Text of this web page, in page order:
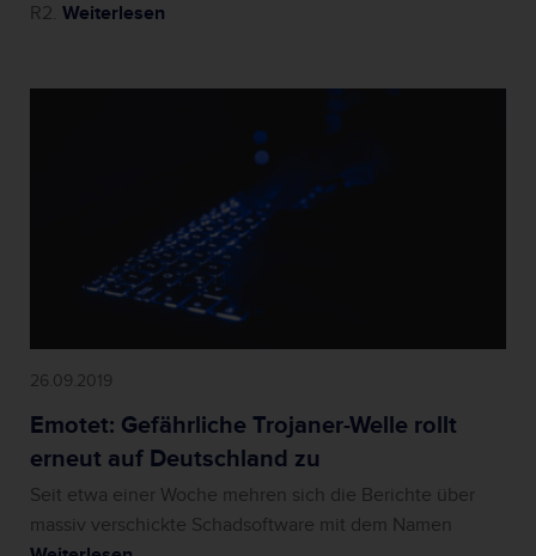
R2. Weiterlesen
26.09.2019
Emotet: Gefährliche Trojaner-Welle rollt
erneut auf Deutschland zu
Seit etwa einer Woche mehren sich die Berichte über
massiv verschickte Schadsoftware mit dem Namen